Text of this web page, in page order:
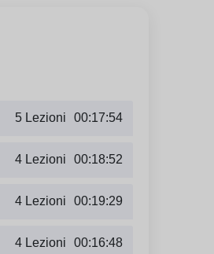
5 Lezioni 00:17:54
4 Lezioni 00:18:52
4 Lezioni 00:19:29
4 Lezioni 00:16:48